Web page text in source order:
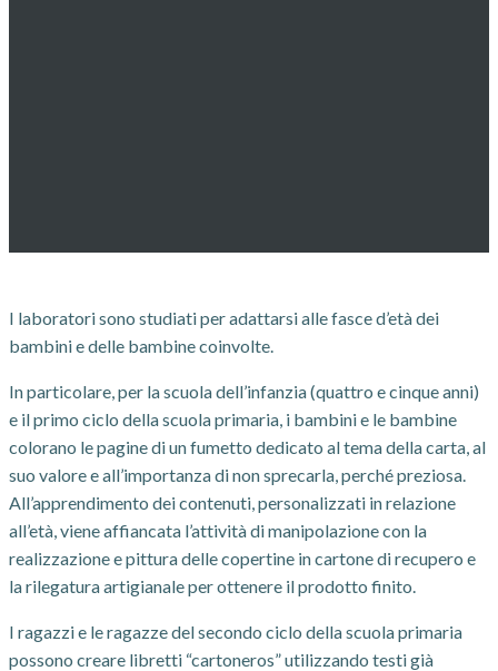
I laboratori sono studiati per adattarsi alle fasce d’età dei
bambini e delle bambine coinvolte.
In particolare, per la scuola dell’infanzia (quattro e cinque anni)
e il primo ciclo della scuola primaria, i bambini e le bambine
colorano le pagine di un fumetto dedicato al tema della carta, al
suo valore e all’importanza di non sprecarla, perché preziosa.
All’apprendimento dei contenuti, personalizzati in relazione
all’età, viene affiancata l’attività di manipolazione con la
realizzazione e pittura delle copertine in cartone di recupero e
la rilegatura artigianale per ottenere il prodotto finito.
I ragazzi e le ragazze del secondo ciclo della scuola primaria
possono creare libretti “cartoneros” utilizzando testi già